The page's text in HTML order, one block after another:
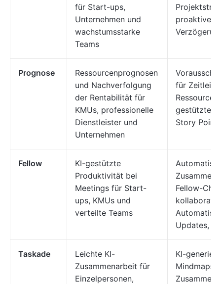
für Start-ups,
Unternehmen und
wachstumsstarke
Teams
proaktive
Prognose
Ressourcenprognosen
und Nachverfolgung
der Rentabilität für
KMUs, professionelle
Dienstleister und
Unternehmen
für
gestützte
Story Point
Fellow
KI-gestützte
Produktivität bei
Meetings für Start-
ups, KMUs und
verteilte Teams
Fellow-
Updates,
Taskade
Leichte KI-
Zusammenarbeit für
Einzelpersonen,
KI-
Mindmaps,